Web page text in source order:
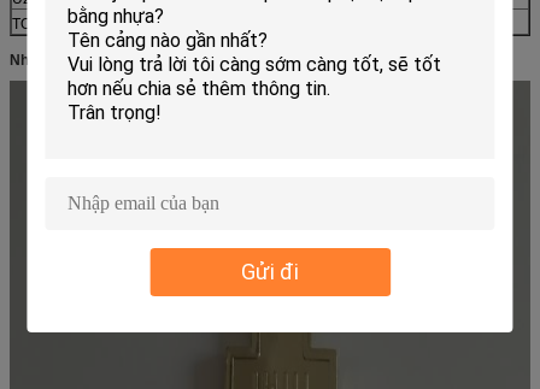
Gửi đi
TOÀN BỘ
NA
Nhiều bức ảnh hơn: